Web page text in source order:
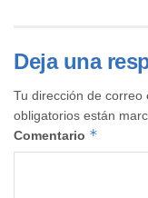
Deja una
Tu dirección de correo
obligatorios están
Comentario *